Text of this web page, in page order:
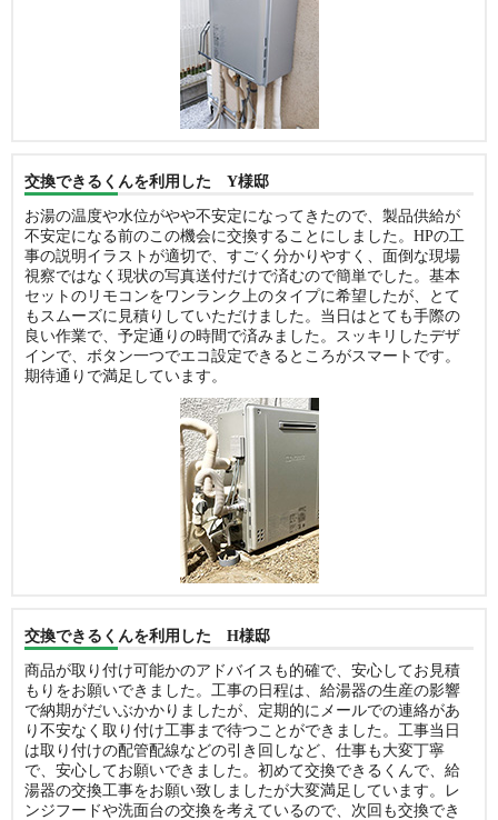
交換できるくんを利用した Y様邸
お湯の温度や水位がやや不安定になってきたので、製品供給が
不安定になる前のこの機会に交換することにしました。HPの工
事の説明イラストが適切で、すごく分かりやすく、面倒な現場
視察ではなく現状の写真送付だけで済むので簡単でした。基本
セットのリモコンをワンランク上のタイプに希望したが、とて
もスムーズに見積りしていただけました。当日はとても手際の
良い作業で、予定通りの時間で済みました。スッキリしたデザ
インで、ボタン一つでエコ設定できるところがスマートです。
期待通りで満足しています。
交換できるくんを利用した H様邸
商品が取り付け可能かのアドバイスも的確で、安心してお見積
もりをお願いできました。工事の日程は、給湯器の生産の影響
で納期がだいぶかかりましたが、定期的にメールでの連絡があ
り不安なく取り付け工事まで待つことができました。工事当日
は取り付けの配管配線などの引き回しなど、仕事も大変丁寧
で、安心してお願いできました。初めて交換できるくんで、給
湯器の交換工事をお願い致しましたが大変満足しています。レ
ンジフードや洗面台の交換を考えているので、次回も交換でき